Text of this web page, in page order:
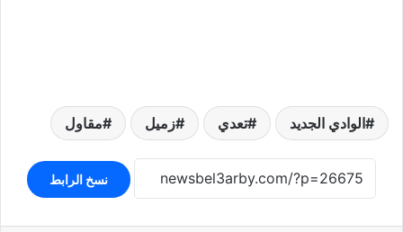
الوادي الجديد تعدي زميل مقاول
نسخ الرابط